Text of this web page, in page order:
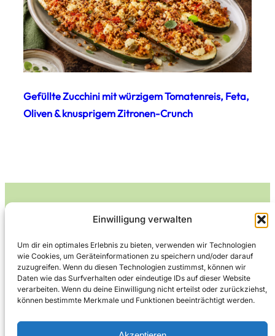
Einwilligung verwalten
Um dir ein optimales Erlebnis zu bieten, verwenden wir Technologien
wie Cookies, um Geräteinformationen zu speichern und/oder darauf
zuzugreifen. Wenn du diesen Technologien zustimmst, können wir
Daten wie das Surfverhalten oder eindeutige IDs auf dieser Website
verarbeiten. Wenn du deine Einwilligung nicht erteilst oder zurückziehst,
können bestimmte Merkmale und Funktionen beeinträchtigt werden.
Gefüllte Zucchini mit würzigem Tomatenreis, Feta,
Oliven & knusprigem Zitronen-Crunch
Leckerlife
Lecker essen – gesund leben.
Kontakt